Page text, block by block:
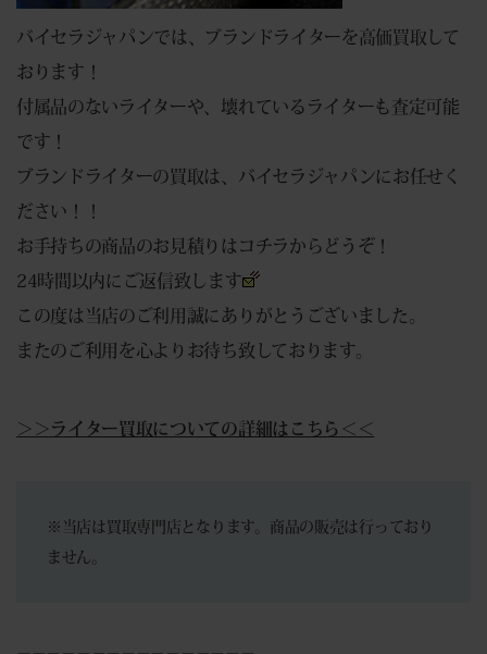
バイセラジャパンでは、ブランドライターを高価買取して
おります！
付属品のないライターや、壊れているライターも査定可能
です！
ブランドライターの買取は、バイセラジャパンにお任せく
ださい！！
お手持ちの商品のお見積りは コチラからどうぞ！
24時間以内にご返信致します
この度は当店のご利用誠にありがとうございました。
またのご利用を心よりお待ち致しております。
＞＞ライター買取についての詳細はこちら＜＜
※当店は買取専門店となります。商品の販売は行っており
ません。